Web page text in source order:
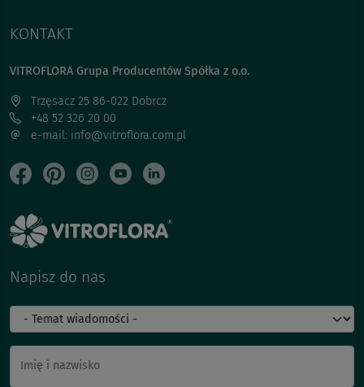
KONTAKT
VITROFLORA Grupa Producentów Spółka z o.o.
Trzęsacz 25 86-022 Dobrcz
+48 52 326 20 00
e-mail: info@vitroflora.com.pl
Napisz do nas
Imię i nazwisko